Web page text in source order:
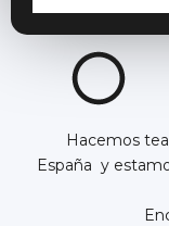
Hacemos
España y